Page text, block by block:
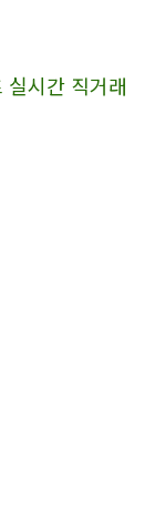
시간 직거래